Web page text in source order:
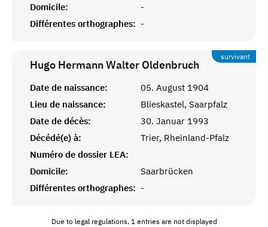
Domicile:
-
Différentes orthographes: -
survivant
Hugo Hermann Walter Oldenbruch
Date de naissance:
05. August 1904
Lieu de naissance:
Blieskastel, Saarpfalz
Date de décès:
30. Januar 1993
Décédé(e) à:
Trier, Rheinland-Pfalz
Numéro de dossier LEA:
Domicile:
Saarbrücken
Différentes orthographes: -
Due to legal regulations, 1 entries are not displayed